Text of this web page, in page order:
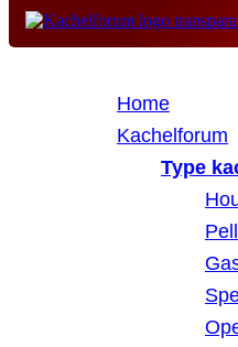
Home
Kachelforum
Type